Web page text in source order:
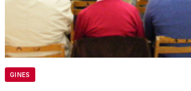
GINES